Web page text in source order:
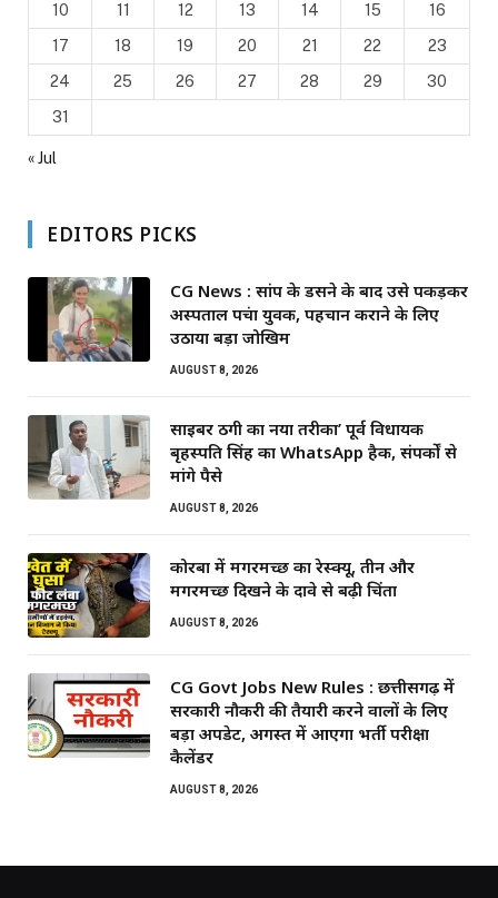
10
11 12 13 14 15
16
17
18 19 20 21 22
23
24
25 26 27 28 29
30
31
« Jul
EDITORS PICKS
CG News : सांप के डसने के बाद उसे पकड़कर
अस्पताल पहुंचा युवक, पहचान कराने के लिए
उठाया बड़ा जोखिम
AUGUST 8, 2026
साइबर ठगी का नया तरीका’ पूर्व विधायक
बृहस्पति सिंह का WhatsApp हैक, संपर्कों से
मांगे पैसे
AUGUST 8, 2026
कोरबा में मगरमच्छ का रेस्क्यू, तीन और
मगरमच्छ दिखने के दावे से बढ़ी चिंता
AUGUST 8, 2026
CG Govt Jobs New Rules : छत्तीसगढ़ में
सरकारी नौकरी की तैयारी करने वालों के लिए
बड़ा अपडेट, अगस्त में आएगा भर्ती परीक्षा
कैलेंडर
AUGUST 8, 2026